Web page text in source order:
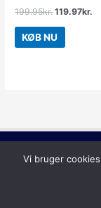
199.95kr. 119.97kr.
KØB NU
Vi bruger